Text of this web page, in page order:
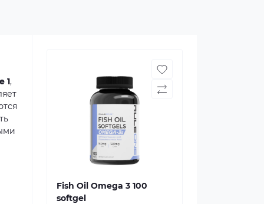
1,
Fish Oil Omega 3 100
softgel